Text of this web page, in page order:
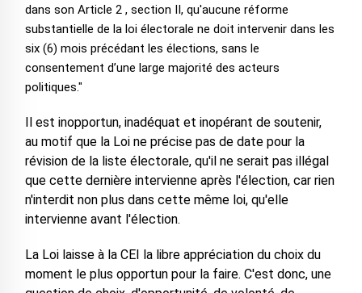
dans son Article 2 , section II, qu'aucune réforme
substantielle de la loi électorale ne doit intervenir dans les
six (6) mois précédant les élections, sans le
consentement d’une large majorité des acteurs
politiques."
Il est inopportun, inadéquat et inopérant de soutenir,
au motif que la Loi ne précise pas de date pour la
révision de la liste électorale, qu'il ne serait pas illégal
que cette dernière intervienne après l'élection, car rien
n'interdit non plus dans cette même loi, qu'elle
intervienne avant l'élection.
La Loi laisse à la CEI la libre appréciation du choix du
moment le plus opportun pour la faire. C'est donc, une